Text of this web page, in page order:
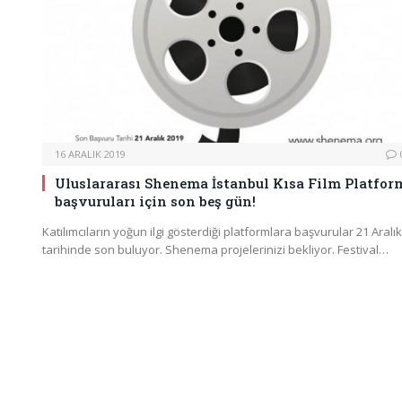
16 ARALIK 2019
Uluslararası Shenema İstanbul Kısa Film
başvuruları için son beş gün!
Katılımcıların yoğun ilgi gösterdiği platformlara başvurular 21 Aralık
tarihinde son buluyor. Shenema projelerinizi bekliyor. Festival…